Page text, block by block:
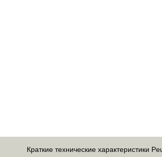
Краткие технические характеристики